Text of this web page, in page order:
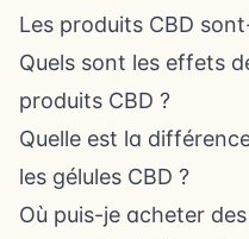
Les produits CBD
Quels sont les effets
produits CBD ?
Quelle est la
les gélules CBD ?
Où puis-je acheter